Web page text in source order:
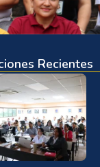
Recientes